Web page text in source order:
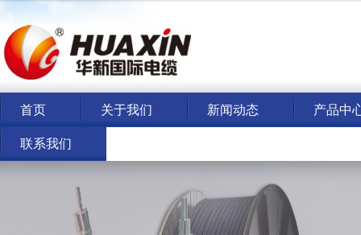
首页 关于我们 新闻动态 产品中
联系我们